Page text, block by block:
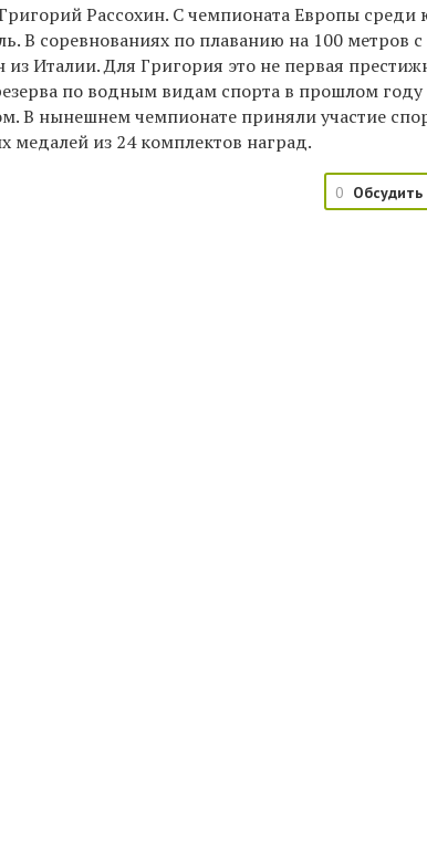
Рассохин. С чемпионата Европы
В соревнованиях по плаванию на 100 метров с
Италии. Для Григория это не первая
по водным видам спорта в прошлом году
В нынешнем чемпионате приняли участие
медалей из 24 комплектов наград.
0